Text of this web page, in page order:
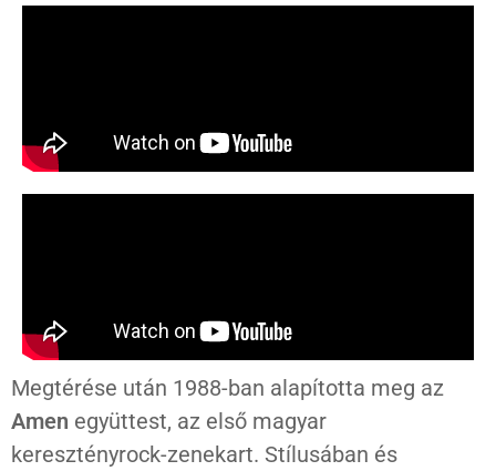
Megtérése után 1988-ban alapította meg az
Amen együttest, az első magyar
keresztényrock-zenekart. Stílusában és